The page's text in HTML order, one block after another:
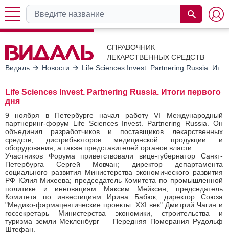
СПРАВОЧНИК
ЛЕКАРСТВЕННЫХ СРЕДСТВ
Видаль
Новости Life Sciences Invest. Partnering Russia.
Life Sciences Invest. Partnering Russia. Итоги первого
дня
9 ноября в Петербурге начал работу VI Международный
партнеринг-форум Life Sciences Invest. Partnering Russia. Он
объединил разработчиков и поставщиков лекарственных
средств, дистрибьюторов медицинской продукции и
оборудования, а также представителей органов власти.
Участников Форума приветствовали вице-губернатор Санкт-
Петербурга Сергей Мовчан; директор департамента
социального развития Министерства экономического развития
РФ Юлия Михеева; председатель Комитета по промышленной
политике и инновациям Максим Мейксин; председатель
Комитета по инвестициям Ирина Бабюк; директор Союза
"Медико-фармацевтические проекты. XXI век" Дмитрий Чагин и
госсекретарь Министерства экономики, строительства и
туризма земли Мекленбург — Передняя Померания Рудольф
Штефан.